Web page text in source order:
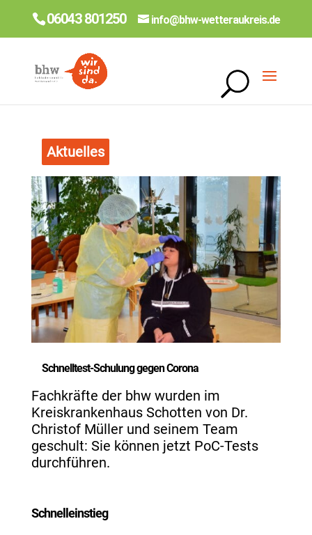
06043 801250 info@bhw-wetteraukreis.de
Aktuelles
Schnelltest-Schulung gegen Corona
Fachkräfte der bhw wurden im
Kreiskrankenhaus Schotten von Dr.
Christof Müller und seinem Team
geschult: Sie können jetzt PoC-Tests
durchführen.
Schnelleinstieg